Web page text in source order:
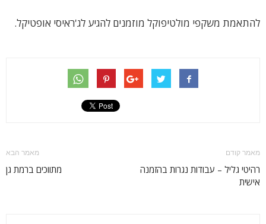
להתאמת משקפי מולטיפוקל מוזמנים להגיע לג'ראיסי אופטיקל.
מאמר קודם
רהיטי גליל – עבודות נגרות בהזמנה
אישית
מאמר הבא
מתווכים ברמת גן